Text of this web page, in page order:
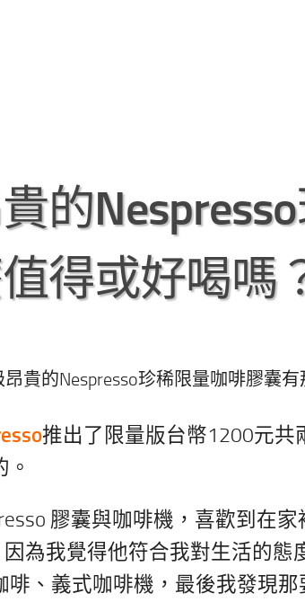
的
得或好喝嗎
昂貴的Nespresso珍稀限量咖啡膠囊
推出了限量版台幣1200元共
膠囊與咖啡機，喜歡到在
因為我覺得他符合我對生活的
啡、義式咖啡機，最後我發現